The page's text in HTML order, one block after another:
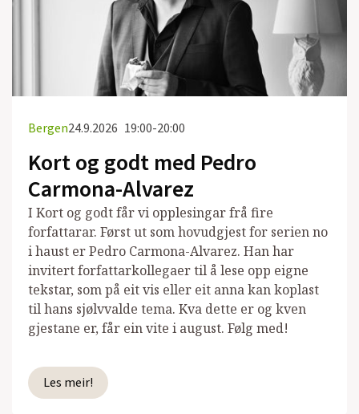
Bergen24.9.2026 19:00-20:00
Kort og godt med Pedro
Carmona-Alvarez
I Kort og godt får vi opplesingar frå fire
forfattarar. Først ut som hovudgjest for serien no
i haust er Pedro Carmona-Alvarez. Han har
invitert forfattarkollegaer til å lese opp eigne
tekstar, som på eit vis eller eit anna kan koplast
til hans sjølvvalde tema. Kva dette er og kven
gjestane er, får ein vite i august. Følg med!
Les meir!